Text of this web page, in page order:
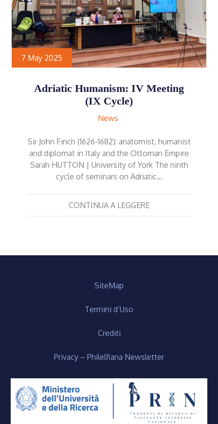
7 May 2025
Adriatic Humanism: IV Meeting
(IX Cycle)
News
Sir John Finch (1626-1682): anatomist, humanist
and diplomat in Italy and the Ottoman Empire
Sarah HUTTON | University of York The ninth
cycle of seminars on Adriatic…
CONTINUA A LEGGERE
SiteMap
Termini d’Uso
Crediti
Privacy – Philelfiana Newsletter